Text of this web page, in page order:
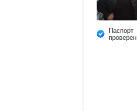
Паспорт
проверен